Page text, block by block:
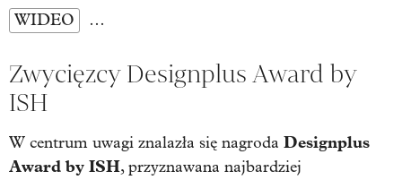
WIDEO …
Zwycięzcy Designplus Award by
ISH
W centrum uwagi znalazła się nagroda Designplus
Award by ISH, przyznawana najbardziej